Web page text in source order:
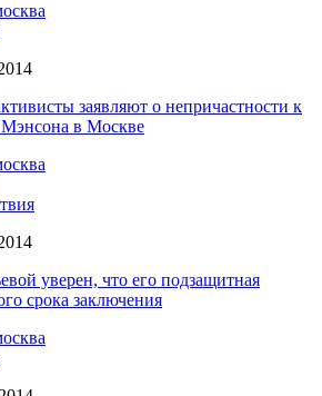
заявляют о непричастности к
Мэнсона в Москве
уверен, что его подзащитная
срока заключения